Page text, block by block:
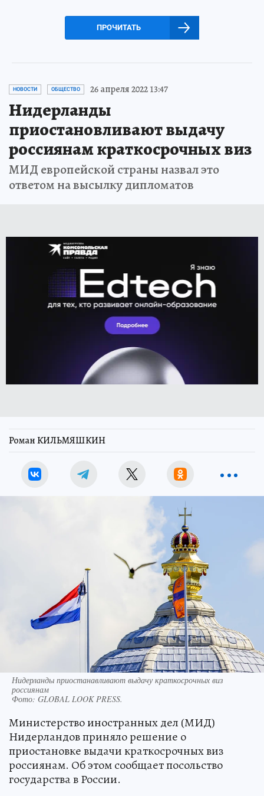
ПРОЧИТАТЬ
НОВОСТИ ОБЩЕСТВО 26 апреля 2022 13:47
Нидерланды
приостановливают выдачу
россиянам краткосрочных виз
МИД европейской страны назвал это
ответом на высылку дипломатов
Роман КИЛЬМЯШКИН
Нидерланды приостанавливают выдачу краткосрочных виз
россиянам
Фото: GLOBAL LOOK PRESS.
Министерство иностранных дел (МИД)
Нидерландов приняло решение о
приостановке выдачи краткосрочных виз
россиянам. Об этом сообщает посольство
государства в России.